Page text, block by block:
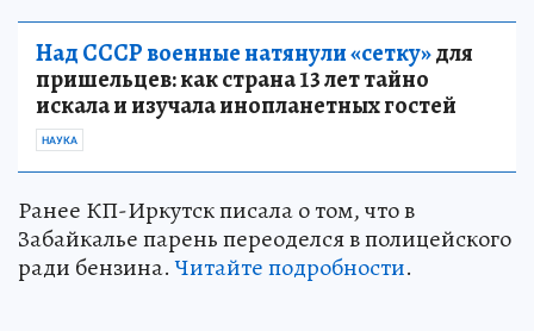
Над СССР военные натянули «сетку»для
пришельцев: как страна 13 лет тайно
искала и изучала инопланетных гостей
НАУКА
Ранее КП-Иркутск писала о том, что в
Забайкалье парень переоделся в полицейского
ради бензина.Читайте подробности.